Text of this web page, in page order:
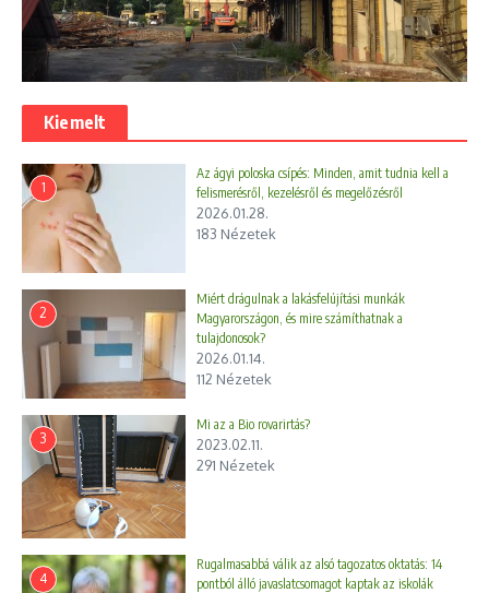
Kiemelt
1
Az ágyi poloska csípés: Minden, amit tudnia kell a
felismerésről, kezelésről és megelőzésről
2026.01.28.
183 Nézetek
2
Miért drágulnak a lakásfelújítási munkák
Magyarországon, és mire számíthatnak a
tulajdonosok?
2026.01.14.
112 Nézetek
3
Mi az a Bio rovarirtás?
2023.02.11.
291 Nézetek
4
Rugalmasabbá válik az alsó tagozatos oktatás: 14
pontból álló javaslatcsomagot kaptak az iskolák